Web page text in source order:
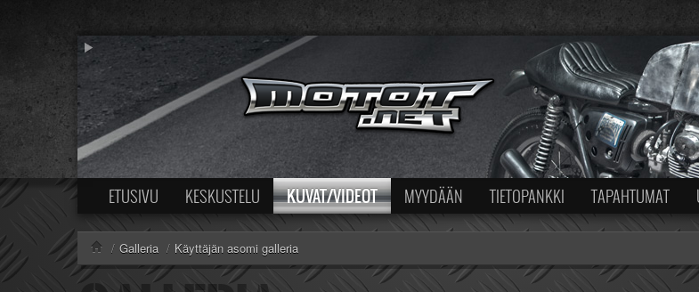
ETUSIVU KESKUSTELU KUVAT/VIDEOT MYYDÄÄN TIETOPANKKI TAPAHTUMAT
/ Galleria / Käyttäjän asomi galleria